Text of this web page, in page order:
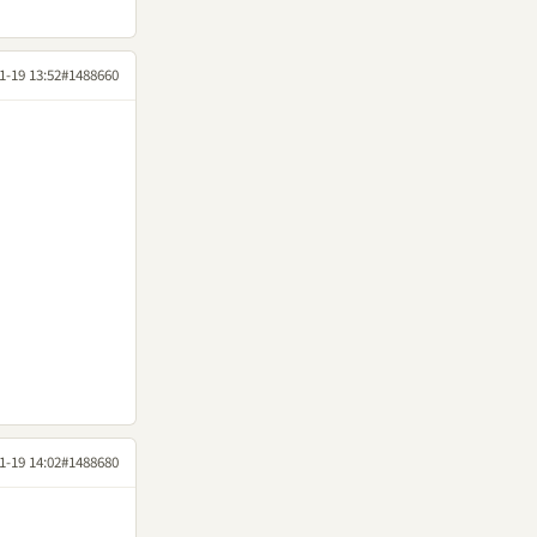
19 13:52#1488660
19 14:02#1488680